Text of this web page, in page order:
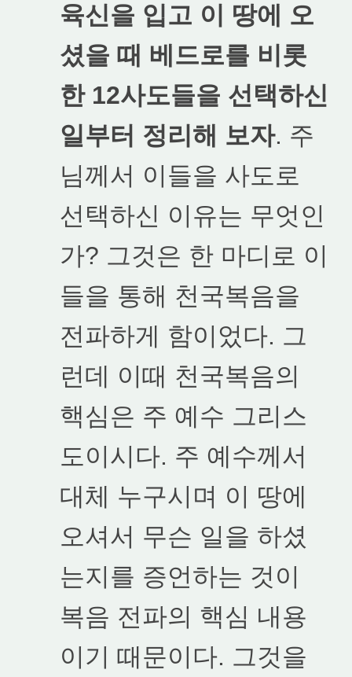
육신을 입고 이 땅에 오
셨을 때 베드로를 비롯
한 12사도들을 선택하신
일부터 정리해 보자. 주
님께서 이들을 사도로
선택하신 이유는 무엇인
가? 그것은 한 마디로 이
들을 통해 천국복음을
전파하게 함이었다. 그
런데 이때 천국복음의
핵심은 주 예수 그리스
도이시다. 주 예수께서
대체 누구시며 이 땅에
오셔서 무슨 일을 하셨
는지를 증언하는 것이
복음 전파의 핵심 내용
이기 때문이다. 그것을